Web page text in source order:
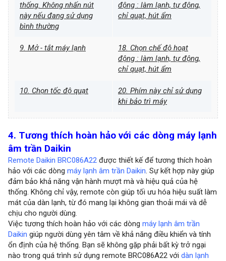
thống. Không nhấn nút
này nếu đang sử dụng
bình thường
động : làm lạnh, tự động,
chỉ quạt, hút ẩm
9. Mở - tắt máy lạnh
18. Chọn chế độ hoạt
động : làm lạnh, tự động,
chỉ quạt, hút ẩm
10. Chọn tốc độ quạt
20. Phím này chỉ sử dụng
khi bảo trì máy
4. Tương thích hoàn hảo với các dòng máy lạnh
âm trần Daikin
Remote Daikin BRC086A22được thiết kế để tương thích hoàn
hảo với các dòng máy lạnh âm trần Daikin. Sự kết hợp này giúp
đảm bảo khả năng vận hành mượt mà và hiệu quả của hệ
thống. Không chỉ vậy, remote còn giúp tối ưu hóa hiệu suất làm
mát của dàn lạnh, từ đó mang lại không gian thoải mái và dễ
chịu cho người dùng.
Việc tương thích hoàn hảo với các dòng máy lạnh âm trần
Daikin giúp người dùng yên tâm về khả năng điều khiển và tính
ổn định của hệ thống. Bạn sẽ không gặp phải bất kỳ trở ngại
nào trong quá trình sử dụng remote BRC086A22 với dàn lạnh